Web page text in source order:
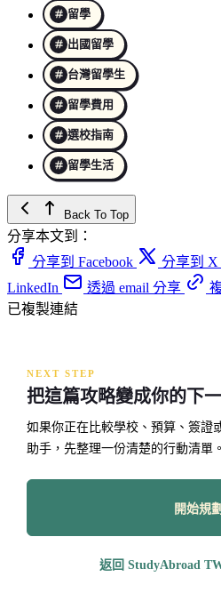
留學
出國留學
台灣留學生
留學費用
選校指南
留學生活
Back To Top
分享本文到：
分享到 Facebook
分享到 X
LinkedIn
透過 email 分享
已複製連結
NEXT STEP
把這篇攻略變成你的下
如果你正在比較學校、預算、簽證
助手，先整理一份清楚的行動清單。
開始規劃
返回 StudyAbroad